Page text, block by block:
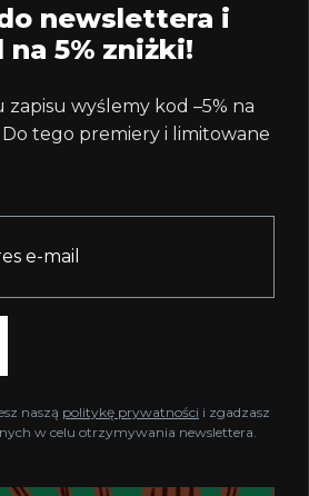
newslettera i
5% zniżki!
wyślemy kod –5% na
tego premiery i limitowane
naszą politykę prywatności i zgadzasz
w celu otrzymywania newslettera.